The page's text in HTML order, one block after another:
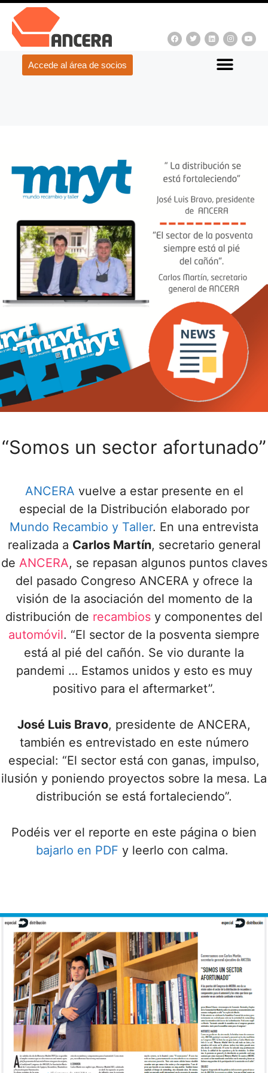
Accede al área de socios
“Somos un sector afortunado”
ANCERA vuelve a estar presente en el
especial de la Distribución elaborado por
Mundo Recambio y Taller. En una entrevista
realizada a Carlos Martín, secretario general
de ANCERA, se repasan algunos puntos claves
del pasado Congreso ANCERA y ofrece la
visión de la asociación del momento de la
distribución de recambios y componentes del
automóvil. “El sector de la posventa siempre
está al pié del cañón. Se vio durante la
pandemi … Estamos unidos y esto es muy
positivo para el aftermarket”.
José Luis Bravo, presidente de ANCERA,
también es entrevistado en este número
especial: “El sector está con ganas, impulso,
ilusión y poniendo proyectos sobre la mesa. La
distribución se está fortaleciendo”.
Podéis ver el reporte en este página o bien
bajarlo en PDF y leerlo con calma.